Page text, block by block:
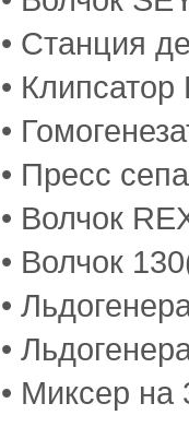
• Станция
•
•
• Пресс
• Волчок
• Волчок
•
•
• Миксер на